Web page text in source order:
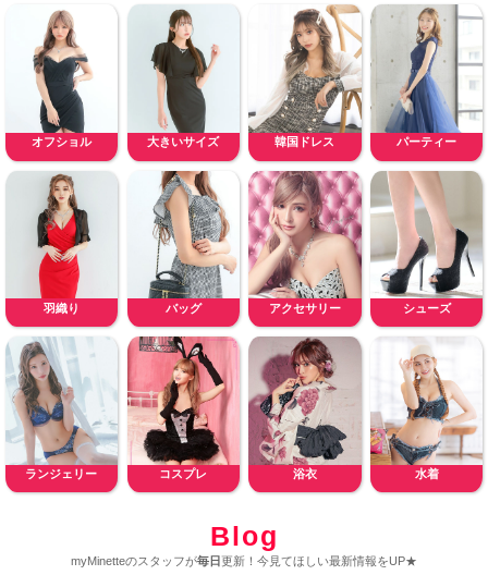
オフショル 大きいサイズ 韓国ドレス パーティー
羽織り バッグ アクセサリー シューズ
ランジェリー コスプレ 浴衣 水着
Blog
myMinetteのスタッフが毎日更新！今見てほしい最新情報をUP★